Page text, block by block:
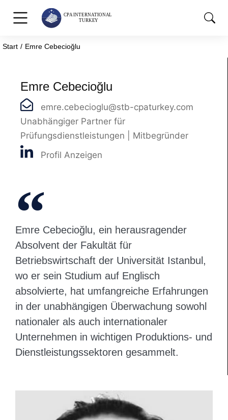
Sie befinden sich hier:
Start Emre Cebecioğlu
Emre Cebecioğlu
emre.cebecioglu@stb-cpaturkey.com
Unabhängiger Partner für
Prüfungsdienstleistungen | Mitbegründer
Profil Anzeigen
Emre Cebecioğlu, ein herausragender
Absolvent der Fakultät für
Betriebswirtschaft der Universität Istanbul,
wo er sein Studium auf Englisch
absolvierte, hat umfangreiche Erfahrungen
in der unabhängigen Überwachung sowohl
nationaler als auch internationaler
Unternehmen in wichtigen Produktions- und
Dienstleistungssektoren gesammelt.